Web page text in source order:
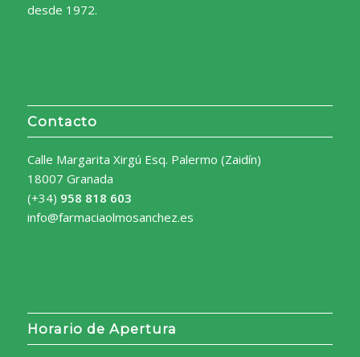
desde 1972.
Contacto
Calle Margarita Xirgú Esq. Palermo (Zaidín)
18007 Granada
(+34) 958 818 603
info@farmaciaolmosanchez.es
Horario de Apertura